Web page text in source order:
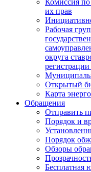
Комиссия
их прав
Рабочая
округа
регистрации
Открытый
Карта
Обращения
Отправить
Порядок и
Порядок
Обзоры
Бесплатная